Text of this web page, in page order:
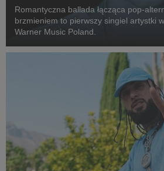
Romantyczna ballada łącząca pop-
brzmieniem to pierwszy singiel artystki
Warner Music Poland.